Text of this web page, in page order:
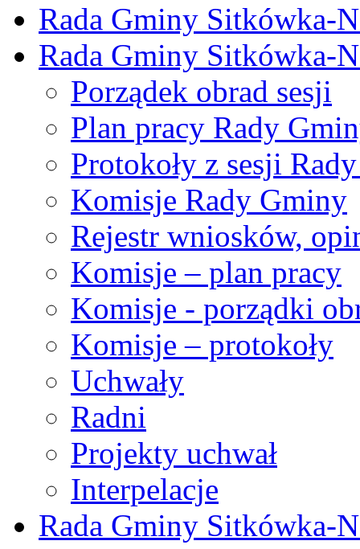
Rada Gminy Sitkówka-
Rada Gminy Sitkówka-
Porządek obrad sesji
Plan pracy Rady
Protokoły z sesji
Komisje Rady Gminy
Rejestr wniosków,
Komisje – plan pracy
Komisje - porządki
Komisje – protokoły
Uchwały
Radni
Projekty uchwał
Interpelacje
Rada Gminy Sitkówka-